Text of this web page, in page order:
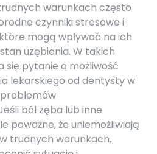
warunkach często
czynniki stresowe i
mogą wpływać na ich
uzębienia. W takich
się pytanie o możliwość
lekarskiego od dentysty w
ból zęba lub inne
poważne, że uniemożliwiają
trudnych warunkach,